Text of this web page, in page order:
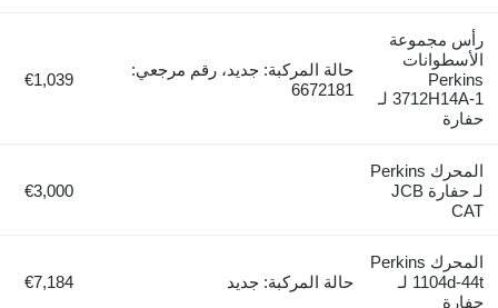
رأس مجموعة
الأسطوانات
Perkins
3712H14A-1 لـ
حفارة
حالة المركبة: جديد، رقم مرجعي:
6672181
€1,039
المحرك Perkins
لـ حفارة JCB
CAT
€3,000
المحرك Perkins
1104d-44t لـ
حفارة
حالة المركبة: جديد €7,184